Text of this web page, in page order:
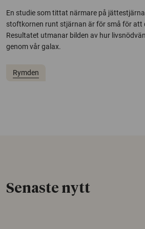
En studie som tittat närmare på
stoftkornen runt stjärnan är för små för att
Resultatet utmanar bilden av hur
genom vår galax.
Rymden
Senaste nytt